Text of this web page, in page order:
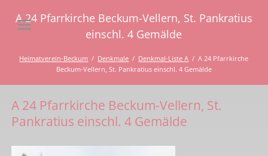
A 24 Pfarrkirche Beckum-Vellern, St. Pankratius
einschl. 4 Gemälde
Heimatverein-Beckum Denkmale Denkmal-Liste A
A 24 Pfarrkirche
Beckum-Vellern, St. Pankratius einschl. 4 Gemälde
A 24 Pfarrkirche Beckum-Vellern, St.
Pankratius einschl. 4 Gemälde